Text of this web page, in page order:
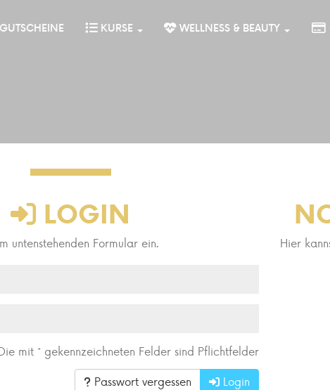
GUTSCHEINE KURSE WELLNESS & BEAUTY
LOGIN
untenstehenden Formular ein.
mit * gekennzeichneten Felder sind Pflichtfelder
Passwort vergessen
Login
Hier